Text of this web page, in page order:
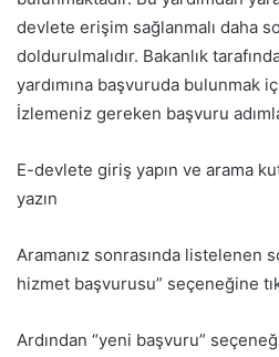
devlete erişim sağlanmalı daha
doldurulmalıdır. Bakanlık
yardımına başvuruda bulunmak
İzlemeniz gereken başvuru
E-devlete giriş yapın ve arama
yazın
Aramanız sonrasında listelenen
hizmet başvurusu” seçeneğine
Ardından “yeni başvuru”